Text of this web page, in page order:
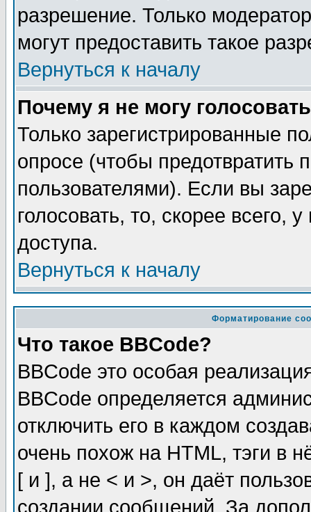
разрешение. Только
могут предоставить такое
Вернуться к началу
Почему я не могу
Только зарегистрированные
опросе (чтобы предотвратить
пользователями). Если вы
голосовать, то, скорее всего,
доступа.
Вернуться к началу
Форматирование
Что такое BBCode?
BBCode это особая
BBCode определяется
отключить его в каждом
очень похож на HTML, тэги в
[ и ], а не < и >, он даёт
создании сообщений. За